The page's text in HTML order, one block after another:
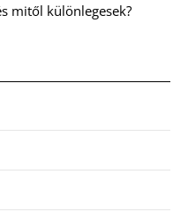
mitől különlegesek?